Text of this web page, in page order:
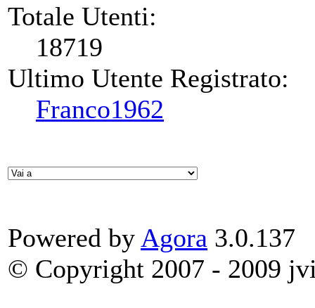
Totale Utenti:
18719
Ultimo Utente Registrato:
Franco1962
Powered by Agora 3.0.137
© Copyright 2007 - 2009